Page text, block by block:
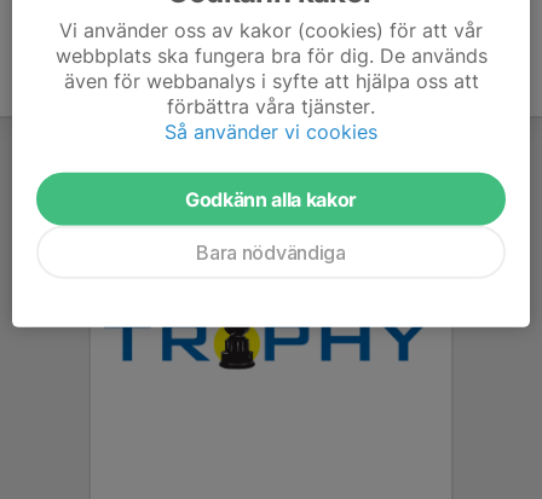
Vi använder oss av kakor (cookies) för att vår
webbplats ska fungera bra för dig. De används
även för webbanalys i syfte att hjälpa oss att
förbättra våra tjänster.
Så använder vi cookies
Godkänn alla kakor
Bara nödvändiga